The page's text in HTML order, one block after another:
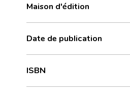
Maison d'édition
Date de publication
ISBN